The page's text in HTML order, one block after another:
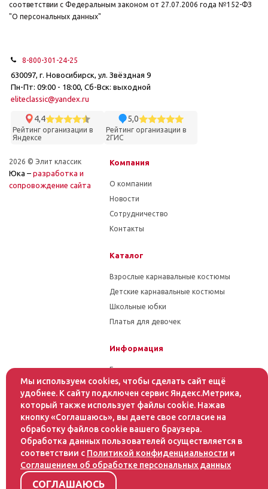
соответствии с Федеральным законом от 27.07.2006 года №152-ФЗ
"О персональных данных"
8-800-301-24-25
630097, г. Новосибирск, ул. Звёздная 9
Пн-Пт: 09:00 - 18:00, Сб-Вск: выходной
eliteclassic@yandex.ru
4,4
Рейтинг организации в
Яндексе
5,0
Рейтинг организации в
2ГИС
2026 © Элит классик
Юка – разработка и
cопровождение сайта
Компания
О компании
Новости
Сотрудничество
Контакты
Каталог
Взрослые карнавальные костюмы
Детские карнавальные костюмы
Школьные юбки
Платья для девочек
Информация
Гарантия на товар
Условия оплаты
Условия доставки
Помощь
Как оформить заказ
Инструкция по уходу за тканями
Мы используем cookies, чтобы сделать сайт ещё
удобнее. К сайту подключен сервис Яндекс.Метрика,
который также использует файлы cookie. Нажав
кнопку «Соглашаюсь», вы даете свое согласие на
обработку файлов cookie вашего браузера.
Обработка данных пользователей осуществляется в
соответствии с Политикой конфиденциальности и
Соглашением об обработке персональных данных
СОГЛАШАЮСЬ